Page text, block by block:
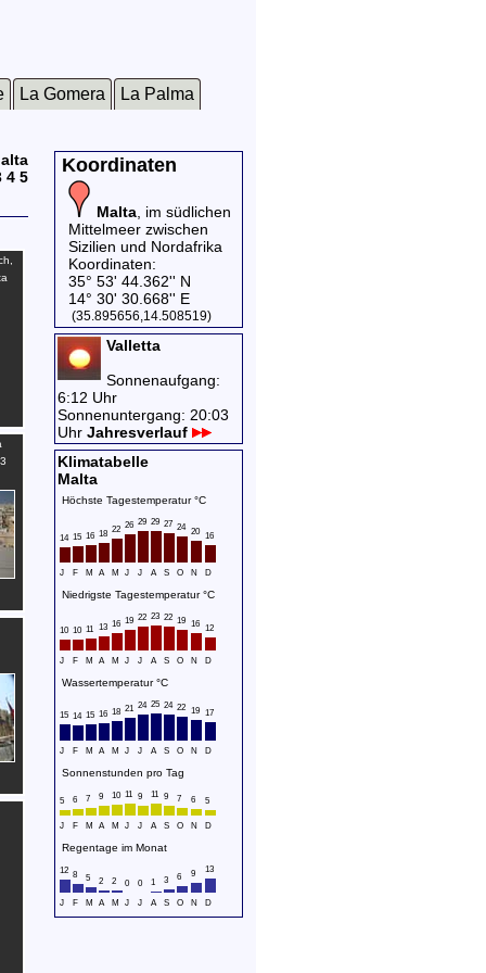
La Gomera La Palma
4 5
Koordinaten
Malta , im südlichen
Mittelmeer zwischen
Sizilien und Nordafrika
Koordinaten:
35° 53' 44.362'' N
14° 30' 30.668'' E
(35.895656,14.508519)
Valletta
Sonnenaufgang:
6:12 Uhr
Sonnenuntergang: 20:03
Uhr Jahresverlauf
Klimatabelle
Malta
Höchste Tagestemperatur °C
14 15 16 18 22 26 29 29 27 24 20 16
J F M A M J J A S O N D
Niedrigste Tagestemperatur °C
10 10 11 13 16 19 22 23 22 19 16 12
J F M A M J J A S O N D
Wassertemperatur °C
15 14 15 16 18 21 24 25 24 22 19 17
J F M A M J J A S O N D
Sonnenstunden pro Tag
5 6 7 9 10 11 9 11 9 7 6 5
J F M A M J J A S O N D
Regentage im Monat
12 8 5 2 2 0 0 1 3 6 9 13
J F M A M J J A S O N D